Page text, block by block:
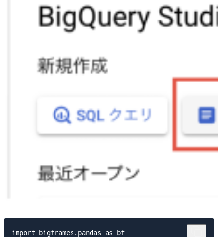
import bigframes.pandas as bf